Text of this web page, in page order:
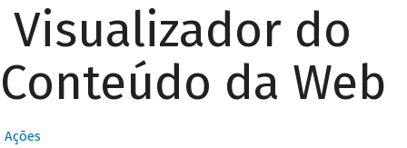
Visualizador do
Conteúdo da Web
Ações